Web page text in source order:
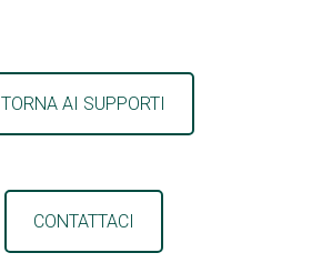
TORNA AI SUPPORTI
CONTATTACI